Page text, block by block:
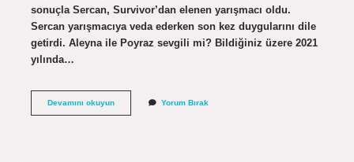
sonuçla Sercan, Survivor’dan elenen yarışmacı oldu.
Sercan yarışmacıya veda ederken son kez duygularını dile
getirdi. Aleyna ile Poyraz sevgili mi? Bildiğiniz üzere 2021
yılında…
Devamını okuyunSercanla
Yorum Bırak